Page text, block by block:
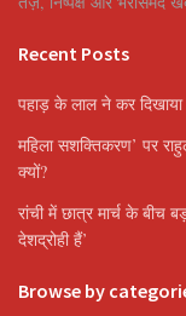
Recent Posts
पहाड़ के लाल ने कर दिखाया
महिला सशक्तिकरण’ पर
क्यों?
रांची में छात्र मार्च के बीच
देशद्रोही हैं’
Browse by